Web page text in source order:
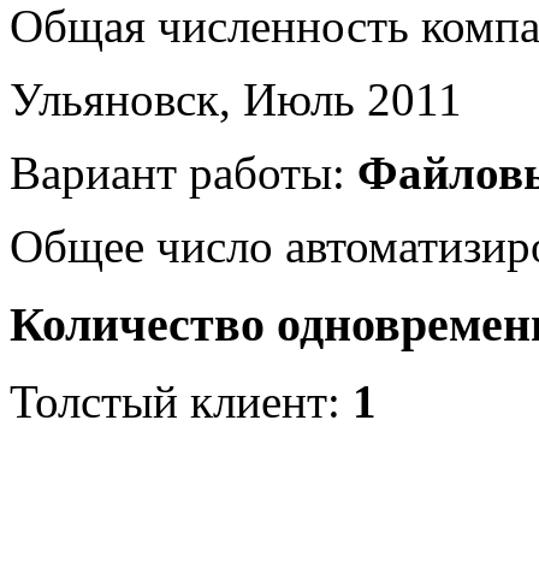
Общая численность
Ульяновск, Июль 2011
Вариант работы:
Общее число
Количество
Толстый клиент: 1